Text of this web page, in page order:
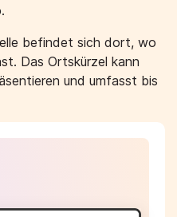
befindet sich dort, wo
Das Ortskürzel kann
und umfasst bis